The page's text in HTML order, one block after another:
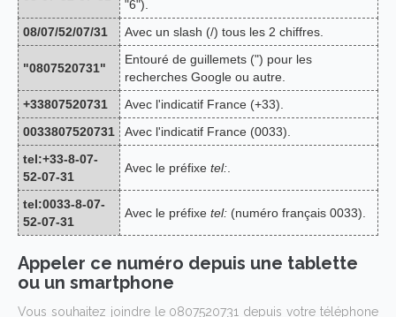
"6").
08/07/52/07/31
Avec un slash (/) tous les 2 chiffres.
"0807520731"
Entouré de guillemets (") pour les
recherches Google ou autre.
+33807520731
Avec l'indicatif France (+33).
0033807520731
Avec l'indicatif France (0033).
tel:+33-8-07-
52-07-31
Avec le préfixe tel:
tel:0033-8-07-
52-07-31
Avec le préfixe tel: (numéro français 0033).
Appeler ce numéro depuis une tablette
ou un smartphone
Vous souhaitez joindre le 0807520731 depuis votre téléphone